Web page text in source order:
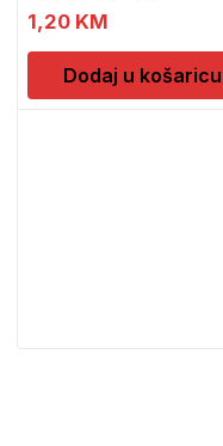
1,20 KM
Dodaj u košaricu